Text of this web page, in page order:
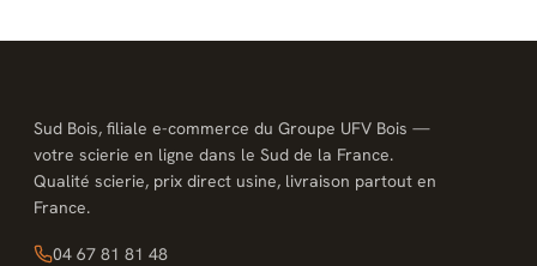
Sud Bois, filiale e-commerce du Groupe UFV Bois —
votre scierie en ligne dans le Sud de la France.
Qualité scierie, prix direct usine, livraison partout en
France.
04 67 81 81 48